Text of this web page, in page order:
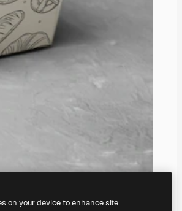
on your device to enhance site